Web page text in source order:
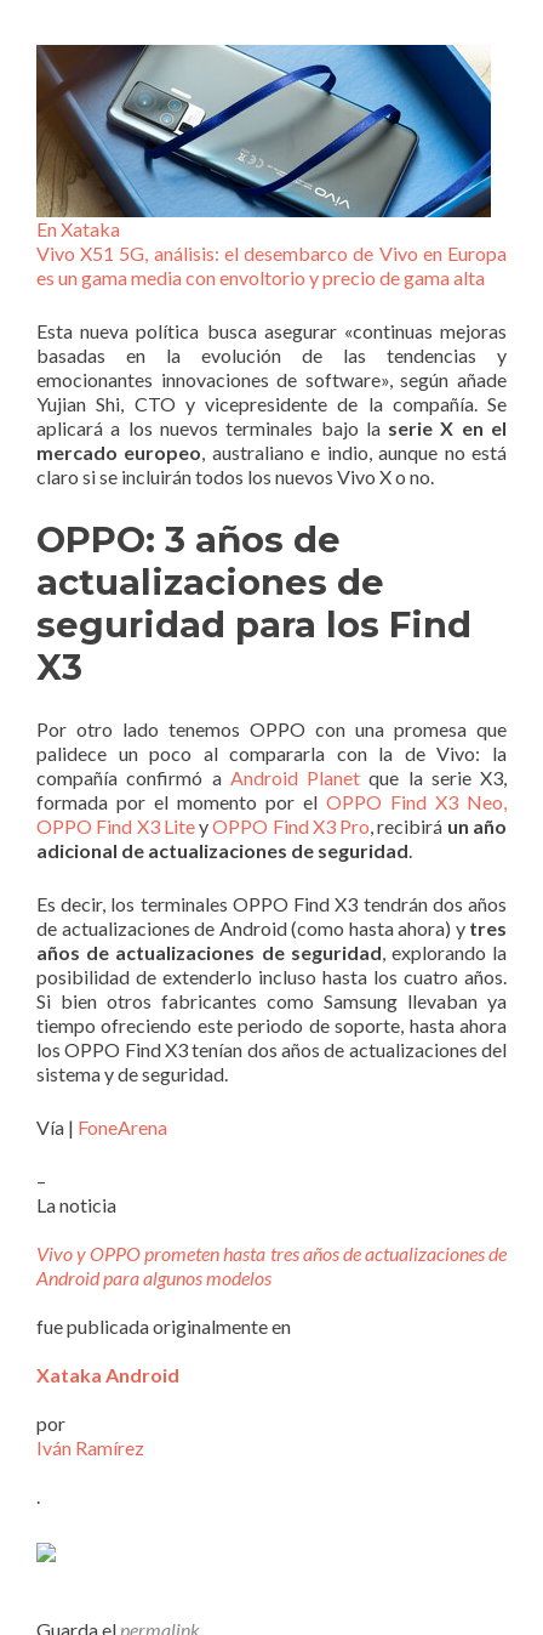
En Xataka
Vivo X51 5G, análisis: el desembarco de Vivo en Europa
es un gama media con envoltorio y precio de gama alta
Esta nueva política busca asegurar «continuas mejoras
basadas en la evolución de las tendencias y
emocionantes innovaciones de software», según añade
Yujian Shi, CTO y vicepresidente de la compañía. Se
aplicará a los nuevos terminales bajo la serie X en el
mercado europeo, australiano e indio, aunque no está
claro si se incluirán todos los nuevos Vivo X o no.
OPPO: 3 años de
actualizaciones de
seguridad para los Find
X3
Por otro lado tenemos OPPO con una promesa que
palidece un poco al compararla con la de Vivo: la
compañía confirmó a Android Planet que la serie X3,
formada por el momento por el OPPO Find X3 Neo,
OPPO Find X3 LiteyOPPO Find X3 Pro, recibirá un año
adicional de actualizaciones de seguridad.
Es decir, los terminales OPPO Find X3 tendrán dos años
de actualizaciones de Android (como hasta ahora) y tres
años de actualizaciones de seguridad, explorando la
posibilidad de extenderlo incluso hasta los cuatro años.
Si bien otros fabricantes como Samsung llevaban ya
tiempo ofreciendo este periodo de soporte, hasta ahora
los OPPO Find X3 tenían dos años de actualizaciones del
sistema y de seguridad.
Vía | FoneArena
–
La noticia
Vivo y OPPO prometen hasta tres años de actualizaciones de
Android para algunos modelos
fue publicada originalmente en
Xataka Android
por
Iván Ramírez
.
Guarda elpermalink.